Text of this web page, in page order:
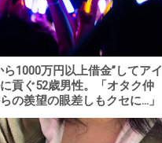
ら1000万円以上借金”してアイ
に貢ぐ52歳男性。「オタク仲
の羨望の眼差しもクセに...」